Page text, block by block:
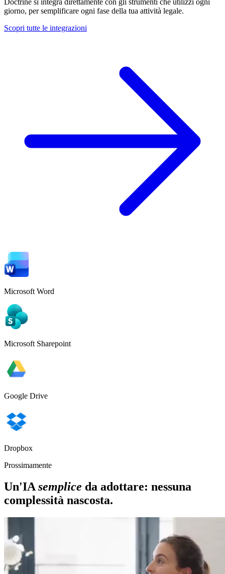
giorno, per semplificare ogni fase della tua attività legale.
Scopri tutte le integrazioni
Microsoft Word
Microsoft Sharepoint
Google Drive
Dropbox
Prossimamente
Un'IA semplice da adottare: nessuna
complessità nascosta.